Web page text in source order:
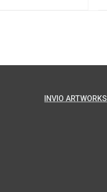
INVIO ARTWORKS